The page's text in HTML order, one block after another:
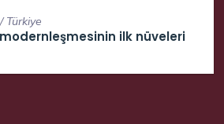
Türkiye
ilk nüveleri